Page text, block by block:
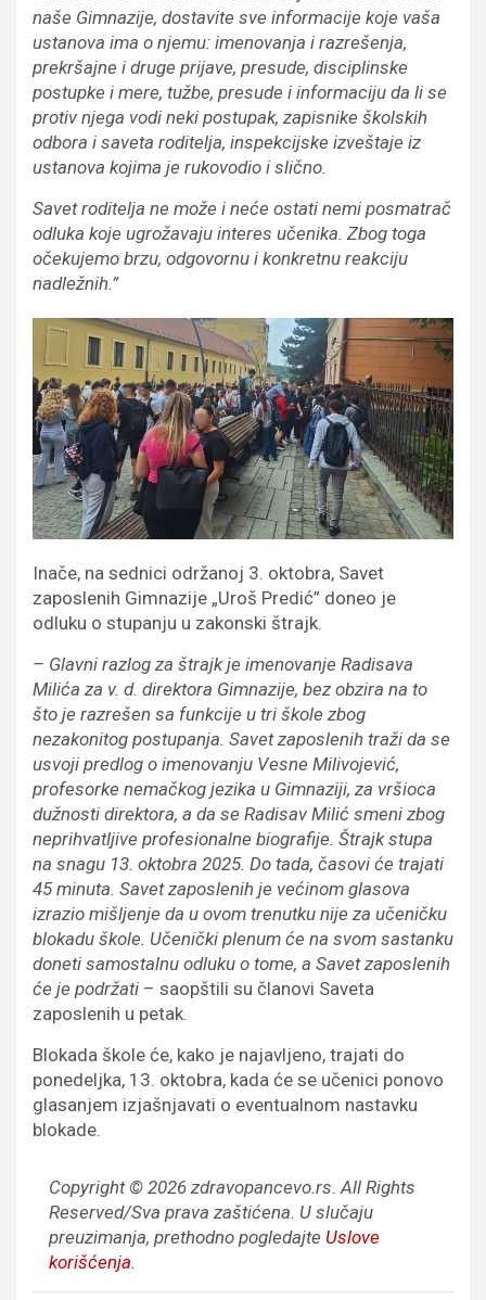
naše Gimnazije, dostavite sve informacije koje vaša
ustanova ima o njemu: imenovanja i razrešenja,
prekršajne i druge prijave, presude, disciplinske
postupke i mere, tužbe, presude i informaciju da li se
protiv njega vodi neki postupak, zapisnike školskih
odbora i saveta roditelja, inspekcijske izveštaje iz
ustanova kojima je rukovodio i slično.
Savet roditelja ne može i neće ostati nemi posmatrač
odluka koje ugrožavaju interes učenika. Zbog toga
očekujemo brzu, odgovornu i konkretnu reakciju
nadležnih.”
Inače, na sednici održanoj 3. oktobra, Savet
zaposlenih Gimnazije „Uroš Predić” doneo je
odluku o stupanju u zakonski štrajk.
– Glavni razlog za štrajk je imenovanje Radisava
Milića za v. d. direktora Gimnazije, bez obzira na to
što je razrešen sa funkcije u tri škole zbog
nezakonitog postupanja. Savet zaposlenih traži da se
usvoji predlog o imenovanju Vesne Milivojević,
profesorke nemačkog jezika u Gimnaziji, za vršioca
dužnosti direktora, a da se Radisav Milić smeni zbog
neprihvatljive profesionalne biografije. Štrajk stupa
na snagu 13. oktobra 2025. Do tada, časovi će trajati
45 minuta. Savet zaposlenih je većinom glasova
izrazio mišljenje da u ovom trenutku nije za učeničku
blokadu škole. Učenički plenum će na svom sastanku
doneti samostalnu odluku o tome, a Savet zaposlenih
će je podržati – saopštili su članovi Saveta
zaposlenih u petak.
Blokada škole će, kako je najavljeno, trajati do
ponedeljka, 13. oktobra, kada će se učenici ponovo
glasanjem izjašnjavati o eventualnom nastavku
blokade.
Copyright © 2026 zdravopancevo.rs. All Rights
Reserved/Sva prava zaštićena. U slučaju
preuzimanja, prethodno pogledajte Uslove
korišćenja.